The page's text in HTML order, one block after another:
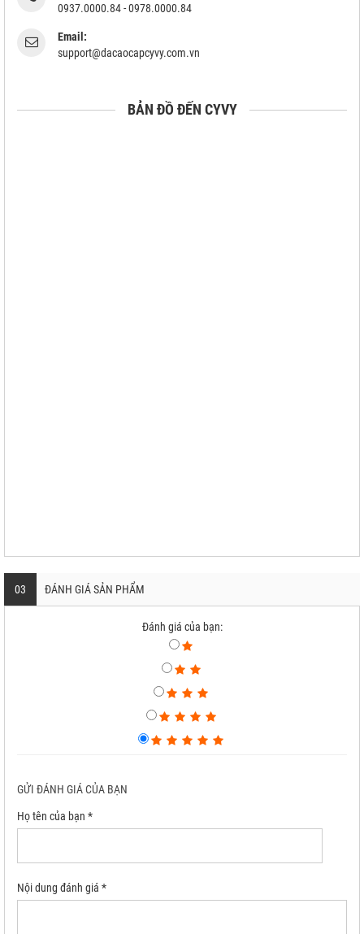
0937.0000.84 - 0978.0000.84
Email:
support@dacaocapcyvy.com.vn
BẢN ĐỒ ĐẾN CYVY
03 ĐÁNH GIÁ SẢN PHẨM
Đánh giá của bạn:
GỬI ĐÁNH GIÁ CỦA BẠN
Họ tên của bạn *
Nội dung đánh giá *